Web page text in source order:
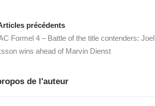
précédents
Formel 4 – Battle of the title contenders: Joel
wins ahead of Marvin Dienst
de l'auteur